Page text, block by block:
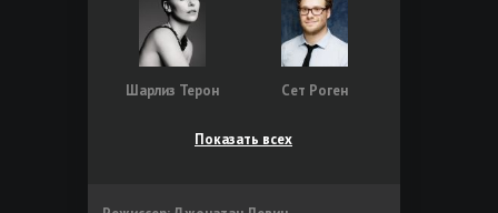
Шарлиз Терон Сет Роген
Показать всех